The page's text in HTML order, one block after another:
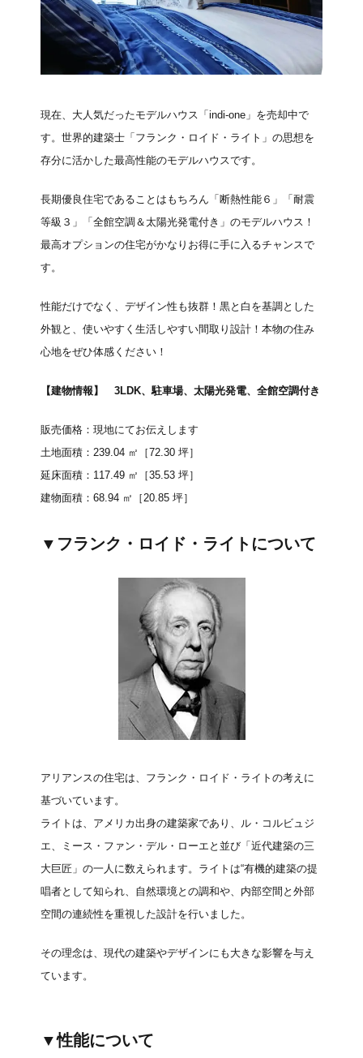
現在、大人気だったモデルハウス「indi-one」を売却中で
す。世界的建築士「フランク・ロイド・ライト」の思想を
存分に活かした最高性能のモデルハウスです。
長期優良住宅であることはもちろん「断熱性能６」「耐震
等級３」「全館空調＆太陽光発電付き」のモデルハウス！
最高オプションの住宅がかなりお得に手に入るチャンスで
す。
性能だけでなく、デザイン性も抜群！黒と白を基調とした
外観と、使いやすく生活しやすい間取り設計！本物の住み
心地をぜひ体感ください！
【建物情報】 3LDK、駐車場、太陽光発電、全館空調付き
販売価格：現地にてお伝えします
土地面積：239.04 ㎡［72.30 坪］
延床面積：117.49 ㎡［35.53 坪］
建物面積：68.94 ㎡［20.85 坪］
▼フランク・ロイド・ライトについて
アリアンスの住宅は、フランク・ロイド・ライトの考えに
基づいています。
ライトは、アメリカ出身の建築家であり、ル・コルビュジ
エ、ミース・ファン・デル・ローエと並び「近代建築の三
大巨匠」の一人に数えられます。ライトは“有機的建築の提
唱者として知られ、自然環境との調和や、内部空間と外部
空間の連続性を重視した設計を行いました。
その理念は、現代の建築やデザインにも大きな影響を与え
ています。
▼性能について